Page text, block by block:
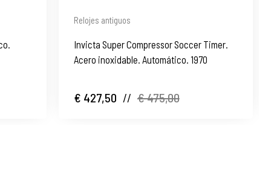
Relojes antiguos
Invicta Super Compressor Soccer Timer.
Acero inoxidable. Automático. 1970
€ 427,50 // € 475,00